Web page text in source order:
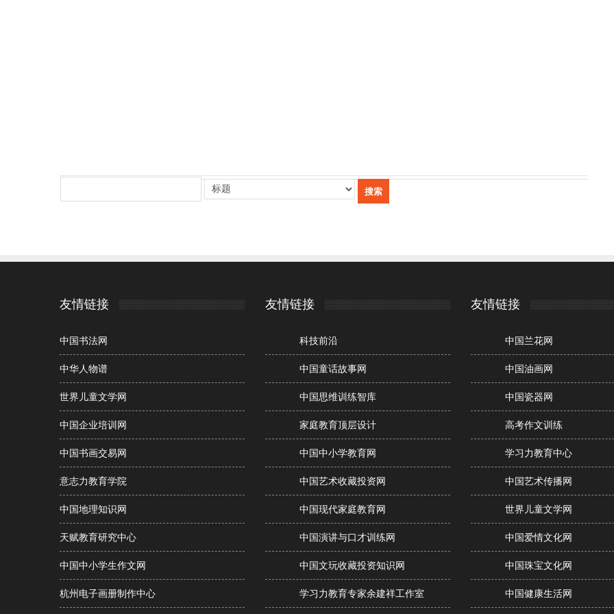
友情链接
中国书法网
中华人物谱
世界儿童文学网
中国企业培训网
中国书画交易网
意志力教育学院
中国地理知识网
天赋教育研究中心
中国中小学生作文网
杭州电子画册制作中心
友情链接
科技前沿
中国童话故事网
中国思维训练智库
家庭教育顶层设计
中国中小学教育网
中国艺术收藏投资网
中国现代家庭教育网
中国演讲与口才训练网
中国文玩收藏投资知识网
学习力教育专家余建祥工作室
友情链接
中国兰花网
中国油画网
中国瓷器网
高考作文训练
学习力教育中心
中国艺术传播网
世界儿童文学网
中国爱情文化网
中国珠宝文化网
中国健康生活网